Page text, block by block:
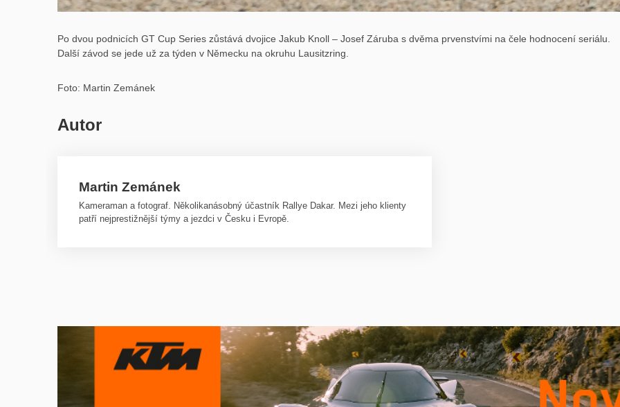
Po dvou podnicích GT Cup Series zůstává dvojice Jakub Knoll – Josef Záruba s dvěma prvenstvími na čele hodnocení seriálu.
Další závod se jede už za týden v Německu na okruhu Lausitzring.
Foto: Martin Zemánek
Autor
Martin Zemánek
Kameraman a fotograf. Několikanásobný účastník Rallye Dakar. Mezi jeho klienty
patří nejprestižnější týmy a jezdci v Česku i Evropě.